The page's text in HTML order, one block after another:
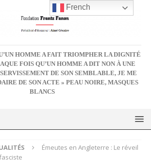
HOMME A FAIT TRIOMPHER LA DIGNITÉ
FOIS QU’UN HOMME A DIT NON À UNE
DE SON SEMBLABLE, JE ME
DE SON ACTE » PEAU NOIRE, MASQUES
BLANCS
Émeutes en Angleterre : Le réveil
French